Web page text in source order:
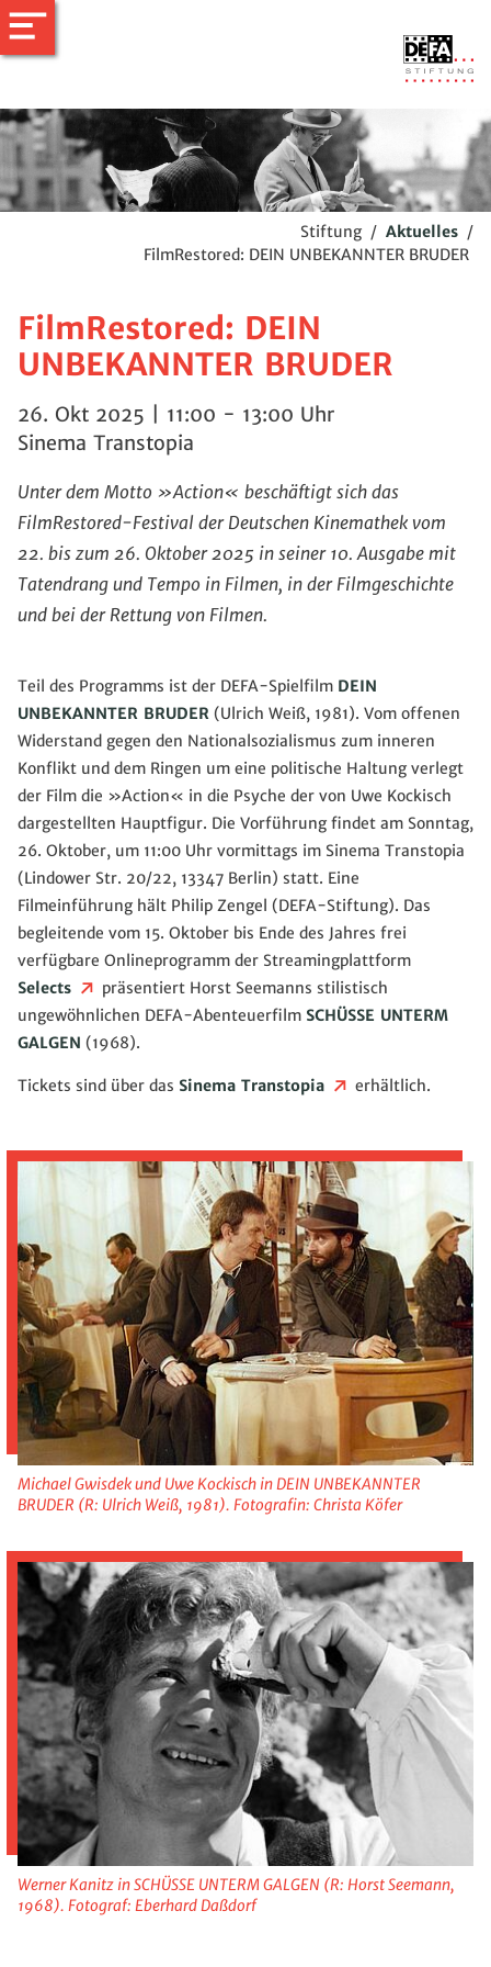
Stiftung / Aktuelles /
FilmRestored: DEIN UNBEKANNTER BRUDER
FilmRestored: DEIN
UNBEKANNTER BRUDER
26. Okt 2025 | 11:00 - 13:00 Uhr
Sinema Transtopia
Unter dem Motto »Action« beschäftigt sich das
FilmRestored-Festival der Deutschen Kinemathek vom
22. bis zum 26. Oktober 2025 in seiner 10. Ausgabe mit
Tatendrang und Tempo in Filmen, in der Filmgeschichte
und bei der Rettung von Filmen.
Teil des Programms ist der DEFA-Spielfilm DEIN
UNBEKANNTER BRUDER (Ulrich Weiß, 1981). Vom offenen
Widerstand gegen den Nationalsozialismus zum inneren
Konflikt und dem Ringen um eine politische Haltung verlegt
der Film die »Action« in die Psyche der von Uwe Kockisch
dargestellten Hauptfigur. Die Vorführung findet am Sonntag,
26. Oktober, um 11:00 Uhr vormittags im Sinema Transtopia
(Lindower Str. 20/22, 13347 Berlin) statt. Eine
Filmeinführung hält Philip Zengel (DEFA-Stiftung). Das
begleitende vom 15. Oktober bis Ende des Jahres frei
verfügbare Onlineprogramm der Streamingplattform
Selects
präsentiert Horst Seemanns stilistisch
ungewöhnlichen DEFA-Abenteuerfilm SCHÜSSE UNTERM
GALGEN (1968).
Tickets sind über das Sinema Transtopia erhältlich.
Michael Gwisdek und Uwe Kockisch in DEIN UNBEKANNTER
BRUDER (R: Ulrich Weiß, 1981). Fotografin: Christa Köfer
Werner Kanitz in SCHÜSSE UNTERM GALGEN (R: Horst Seemann,
1968). Fotograf: Eberhard Daßdorf